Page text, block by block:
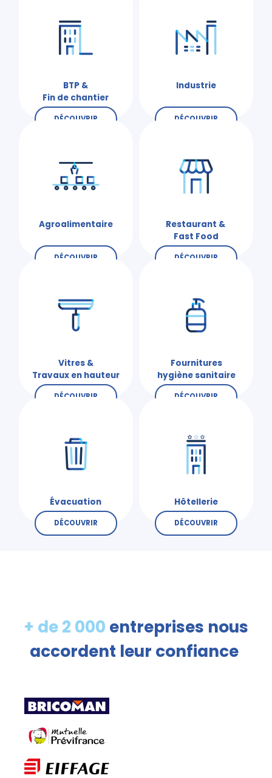
BTP &
Fin de chantier
DÉCOUVRIR
Industrie
DÉCOUVRIR
Agroalimentaire
DÉCOUVRIR
Restaurant &
Fast Food
DÉCOUVRIR
Vitres &
Travaux en hauteur
DÉCOUVRIR
Fournitures
hygiène sanitaire
DÉCOUVRIR
Évacuation
DÉCOUVRIR
Hôtellerie
DÉCOUVRIR
+ de 2 000 entreprises nous
accordent leur confiance